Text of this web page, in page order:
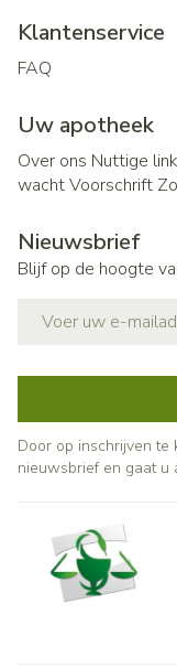
Klantenservice
FAQ
Uw apotheek
Over ons Nuttige
wachtVoorschrift
Nieuwsbrief
Blijf op de hoogte
Door op inschrijven te
nieuwsbrief en gaat u